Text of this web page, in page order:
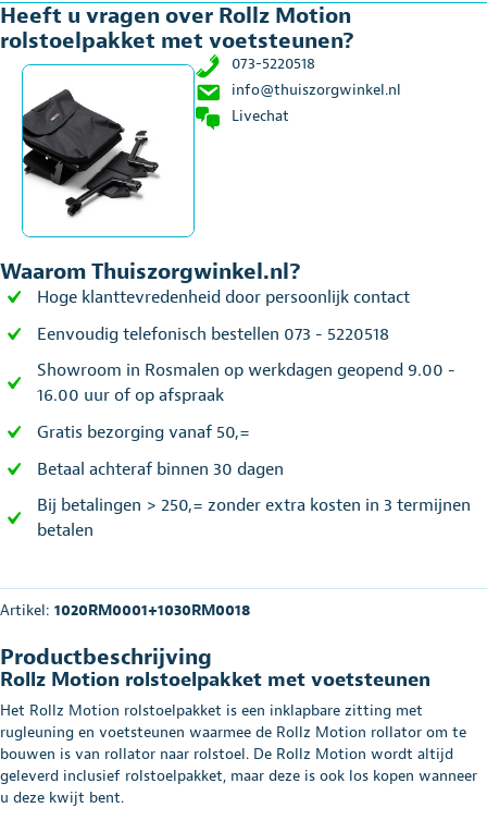
Heeft u vragen over Rollz Motion
rolstoelpakket met voetsteunen?
073-5220518
info@thuiszorgwinkel.nl
Livechat
Waarom Thuiszorgwinkel.nl?
Hoge klanttevredenheid door persoonlijk contact
Eenvoudig telefonisch bestellen 073 - 5220518
Showroom in Rosmalen op werkdagen geopend 9.00 -
16.00 uur of op afspraak
Gratis bezorging vanaf 50,=
Betaal achteraf binnen 30 dagen
Bij betalingen > 250,= zonder extra kosten in 3 termijnen
betalen
Artikel: 1020RM0001+1030RM0018
Productbeschrijving
Rollz Motion rolstoelpakket met voetsteunen
Het Rollz Motion rolstoelpakket is een inklapbare zitting met
rugleuning en voetsteunen waarmee de Rollz Motion rollator om te
bouwen is van rollator naar rolstoel. De Rollz Motion wordt altijd
geleverd inclusief rolstoelpakket, maar deze is ook los kopen wanneer
u deze kwijt bent.